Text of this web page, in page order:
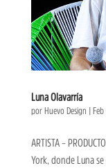
Luna Olavarría
por Huevo Design |
ARTISTA –
York, donde Luna